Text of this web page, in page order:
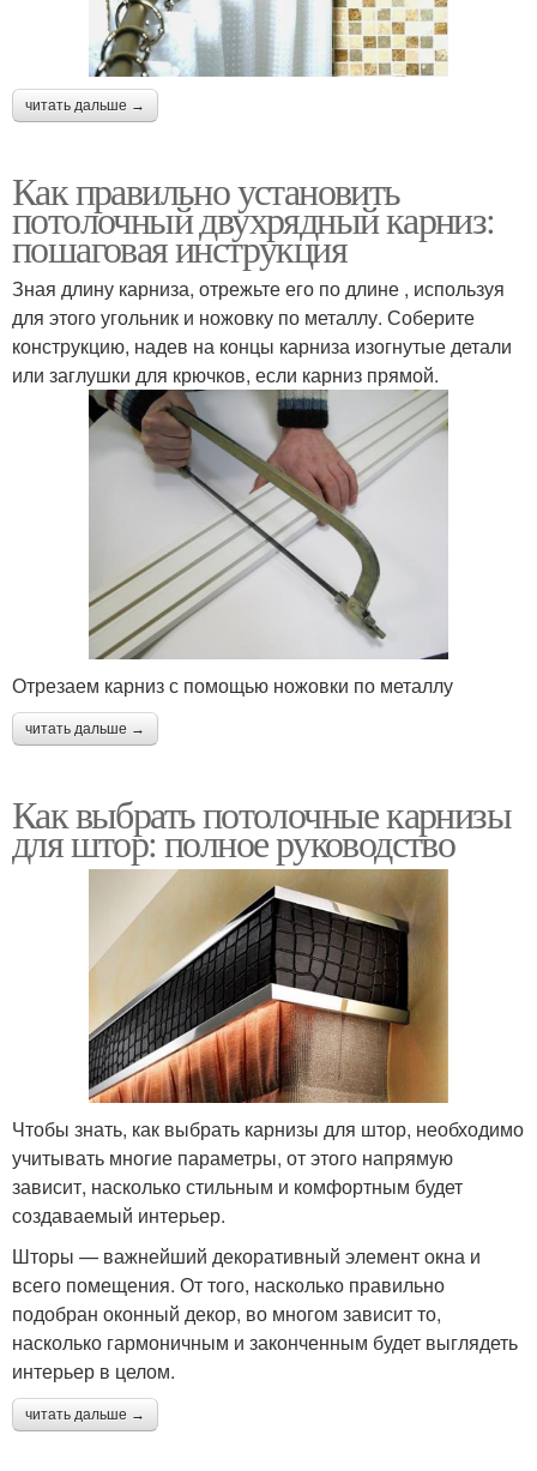
читать дальше →
Как правильно установить
потолочный двухрядный карниз:
пошаговая инструкция
Зная длину карниза, отрежьте его по длине , используя
для этого угольник и ножовку по металлу. Соберите
конструкцию, надев на концы карниза изогнутые детали
или заглушки для крючков, если карниз прямой.
Отрезаем карниз с помощью ножовки по металлу
читать дальше →
Как выбрать потолочные карнизы
для штор: полное руководство
Чтобы знать, как выбрать карнизы для штор, необходимо
учитывать многие параметры, от этого напрямую
зависит, насколько стильным и комфортным будет
создаваемый интерьер.
Шторы — важнейший декоративный элемент окна и
всего помещения. От того, насколько правильно
подобран оконный декор, во многом зависит то,
насколько гармоничным и законченным будет выглядеть
интерьер в целом.
читать дальше →